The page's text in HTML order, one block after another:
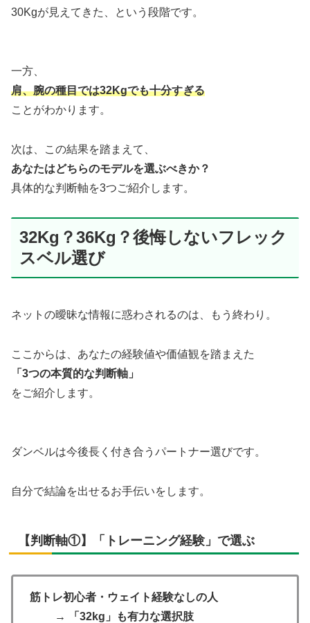
30Kgが見えてきた、という段階です。
一方、
肩、腕の種目では32Kgでも十分すぎる
ことがわかります。
次は、この結果を踏まえて、
あなたはどちらのモデルを選ぶべきか？
具体的な判断軸を3つご紹介します。
32Kg？36Kg？後悔しないフレック
スベル選び
ネットの曖昧な情報に惑わされるのは、もう終わり。
ここからは、あなたの経験値や価値観を踏まえた
「3つの本質的な判断軸」
をご紹介します。
ダンベルは今後長く付き合うパートナー選びです。
自分で結論を出せるお手伝いをします。
【判断軸①】「トレーニング経験」で選ぶ
筋トレ初心者・ウェイト経験なしの人
→ 「32kg」も有力な選択肢